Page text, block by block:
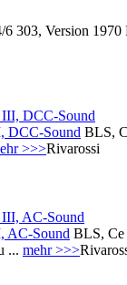
6 303, Version
DCC-Sound BLS,
>>>Rivarossi
AC-Sound BLS, Ce
... mehr >>>